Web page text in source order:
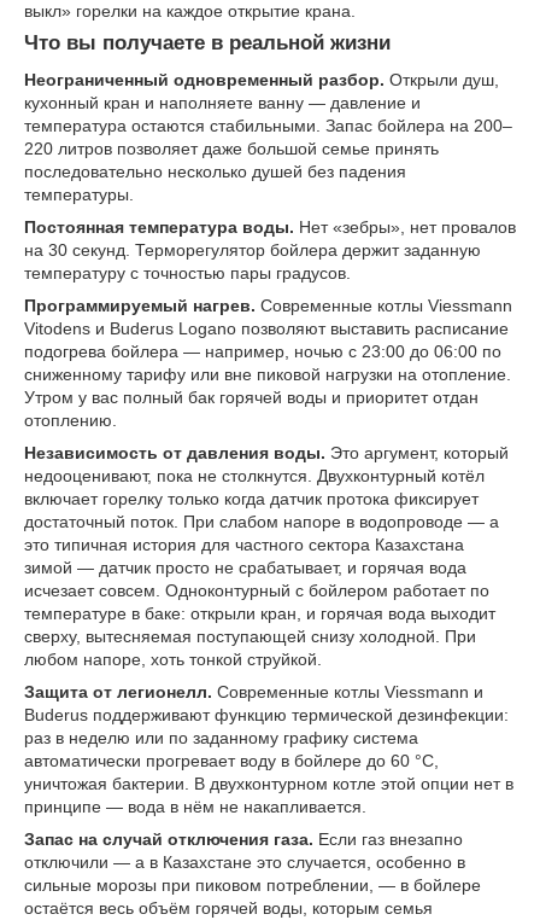
выкл» горелки на каждое открытие крана.
Что вы получаете в реальной жизни
Неограниченный одновременный разбор. Открыли душ,
кухонный кран и наполняете ванну — давление и
температура остаются стабильными. Запас бойлера на 200–
220 литров позволяет даже большой семье принять
последовательно несколько душей без падения
температуры.
Постоянная температура воды. Нет «зебры», нет провалов
на 30 секунд. Терморегулятор бойлера держит заданную
температуру с точностью пары градусов.
Программируемый нагрев. Современные котлы Viessmann
Vitodens и Buderus Logano позволяют выставить расписание
подогрева бойлера — например, ночью с 23:00 до 06:00 по
сниженному тарифу или вне пиковой нагрузки на отопление.
Утром у вас полный бак горячей воды и приоритет отдан
отоплению.
Независимость от давления воды. Это аргумент, который
недооценивают, пока не столкнутся. Двухконтурный котёл
включает горелку только когда датчик протока фиксирует
достаточный поток. При слабом напоре в водопроводе — а
это типичная история для частного сектора Казахстана
зимой — датчик просто не срабатывает, и горячая вода
исчезает совсем. Одноконтурный с бойлером работает по
температуре в баке: открыли кран, и горячая вода выходит
сверху, вытесняемая поступающей снизу холодной. При
любом напоре, хоть тонкой струйкой.
Защита от легионелл. Современные котлы Viessmann и
Buderus поддерживают функцию термической дезинфекции:
раз в неделю или по заданному графику система
автоматически прогревает воду в бойлере до 60 °C,
уничтожая бактерии. В двухконтурном котле этой опции нет в
принципе — вода в нём не накапливается.
Запас на случай отключения газа. Если газ внезапно
отключили — а в Казахстане это случается, особенно в
сильные морозы при пиковом потреблении, — в бойлере
остаётся весь объём горячей воды, которым семья